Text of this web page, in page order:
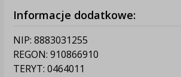
Informacje dodatkowe:
NIP: 8883031255
REGON: 910866910
TERYT: 0464011